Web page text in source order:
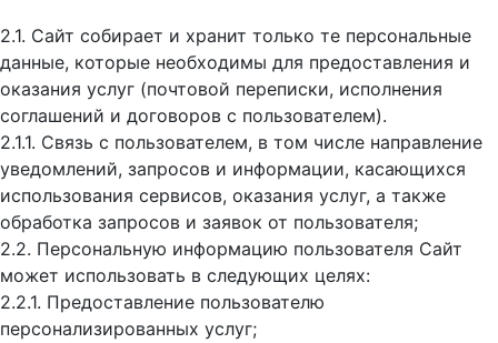
2.1. Сайт собирает и хранит только те персональные
данные, которые необходимы для предоставления и
оказания услуг (почтовой переписки, исполнения
соглашений и договоров с пользователем).
2.1.1. Связь с пользователем, в том числе направление
уведомлений, запросов и информации, касающихся
использования сервисов, оказания услуг, а также
обработка запросов и заявок от пользователя;
2.2. Персональную информацию пользователя Сайт
может использовать в следующих целях:
2.2.1. Предоставление пользователю
персонализированных услуг;